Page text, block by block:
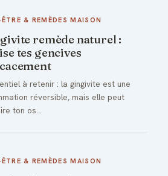
& REMÈDES MAISON
remède naturel :
tes gencives
à retenir : la gingivite est une
réversible, mais elle peut
ton os…
& REMÈDES MAISON